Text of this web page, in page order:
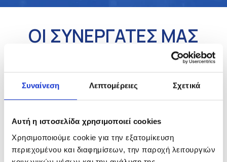
Συναίνεση Λεπτομέρειες Σχετικά
Αυτή η ιστοσελίδα χρησιμοποιεί cookies
Χρησιμοποιούμε cookie για την εξατομίκευση
περιεχομένου και διαφημίσεων, την παροχή λειτουργιών
ΟΙ ΣΥΝΕΡΓΑΤΕΣ ΜΑΣ